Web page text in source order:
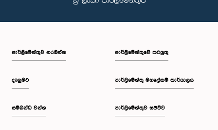
පාර්ලි‌මේන්තුව නරඹන්න
දැනුමට
සම්බන්ධ වන්න
පාර්ලිමේන්තුවේ කටයුතු
පාර්ලිමේන්තු මහලේකම් කාර්යාලය
පාර්ලිමේන්තුව සජීවීව